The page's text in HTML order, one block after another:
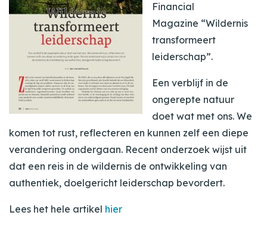
Financial
Magazine “Wildernis
transformeert
leiderschap”.
Een verblijf in de
ongerepte natuur
doet wat met ons. We
komen tot rust, reflecteren en kunnen zelf een diepe
verandering ondergaan. Recent onderzoek wijst uit
dat een reis in de wildernis de ontwikkeling van
authentiek, doelgericht leiderschap bevordert.
Lees het hele artikel hier